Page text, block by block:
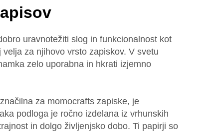
uravnotežiti slog in funkcionalnost kot
za njihovo vrsto zapiskov. V svetu
zelo uporabna in hkrati izjemno
za momocrafts zapiske, je
podloga je ročno izdelana iz vrhunskih
in dolgo življenjsko dobo. Ti papirji so